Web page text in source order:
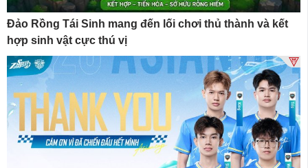
Đảo Rồng Tái Sinh mang đến lối chơi thủ thành và kết
hợp sinh vật cực thú vị